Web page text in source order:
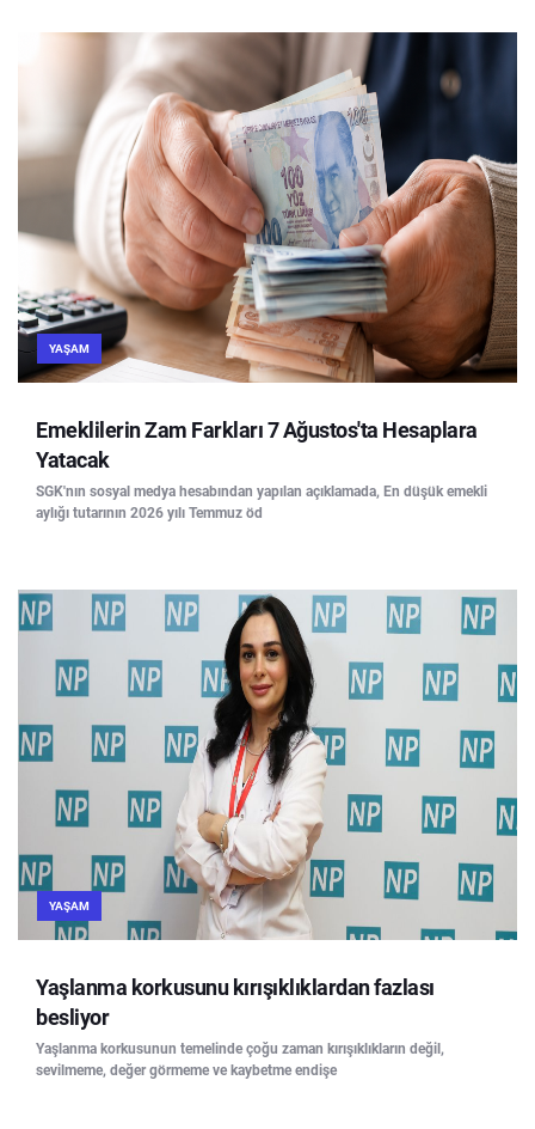
YAŞAM
Emeklilerin Zam Farkları 7 Ağustos'ta Hesaplara
Yatacak
SGK'nın sosyal medya hesabından yapılan açıklamada, En düşük emekli
aylığı tutarının 2026 yılı Temmuz öd
YAŞAM
Yaşlanma korkusunu kırışıklıklardan fazlası
besliyor
Yaşlanma korkusunun temelinde çoğu zaman kırışıklıkların değil,
sevilmeme, değer görmeme ve kaybetme endişe